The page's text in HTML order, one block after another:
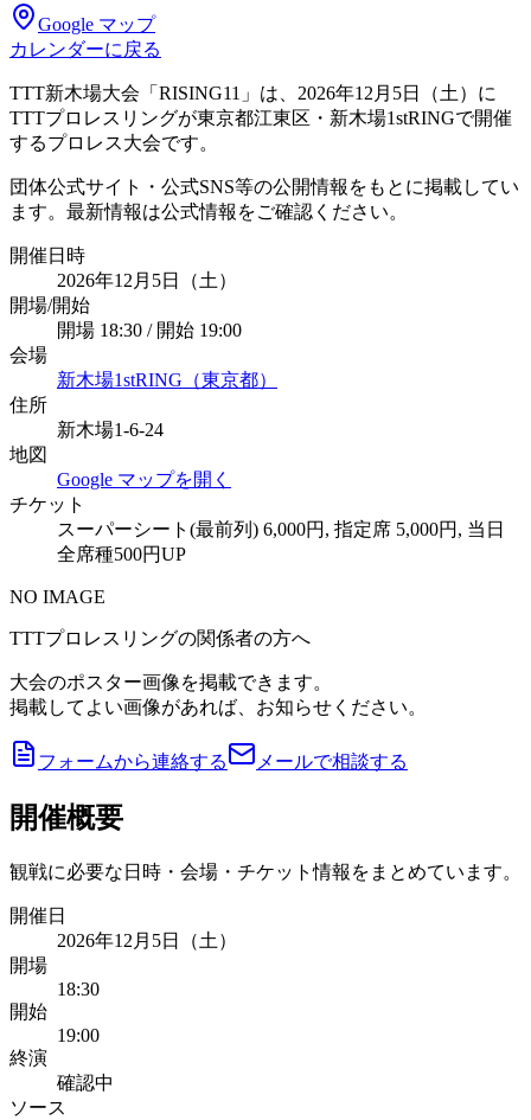
Google マップ
カレンダーに戻る
TTT新木場大会「RISING11」は、2026年12月5日（土）に
TTTプロレスリングが東京都江東区・新木場1stRINGで開催
するプロレス大会です。
団体公式サイト・公式SNS等の公開情報をもとに掲載してい
ます。最新情報は公式情報をご確認ください。
開催日時
2026年12月5日（土）
開場/開始
開場 18:30 / 開始 19:00
会場
新木場1stRING（東京都）
住所
新木場1-6-24
地図
Google マップを開く
チケット
スーパーシート(最前列) 6,000円, 指定席 5,000円, 当日
全席種500円UP
NO IMAGE
TTTプロレスリングの関係者の方へ
大会のポスター画像を掲載できます。
掲載してよい画像があれば、お知らせください。
フォームから連絡する メールで相談する
開催概要
観戦に必要な日時・会場・チケット情報をまとめています。
開催日
2026年12月5日（土）
開場
18:30
開始
19:00
終演
確認中
ソース